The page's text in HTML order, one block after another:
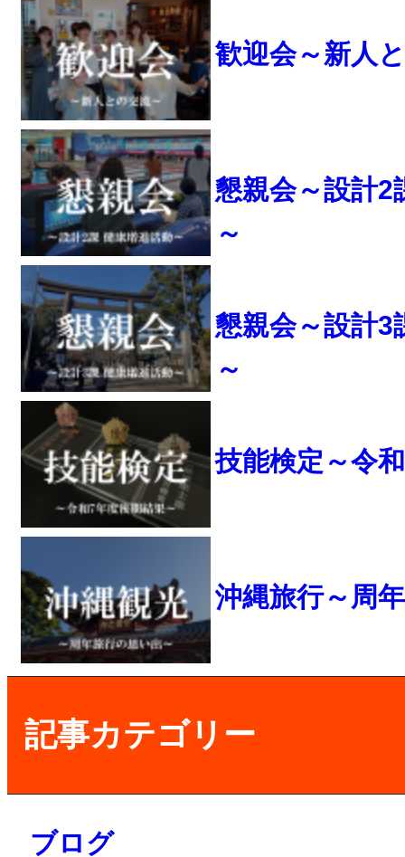
歓迎会～新人
懇親会～設計2
～
懇親会～設計3
～
技能検定～令
沖縄旅行～周
記事カテゴリー
ブログ